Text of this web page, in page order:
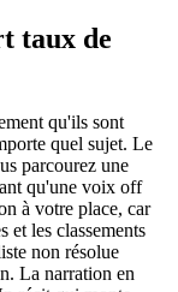
taux de
qu'ils sont
quel sujet. Le
parcourez une
qu'une voix off
à votre place, car
et les classements
non résolue
La narration en